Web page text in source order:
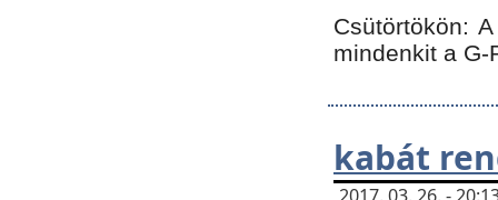
Csütörtökön:A
mindenkit a G-
kabát